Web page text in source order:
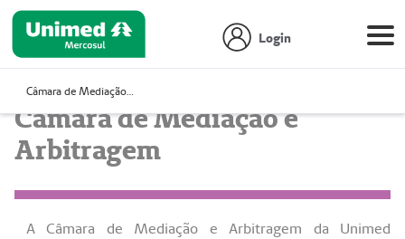
Login
Câmara de Mediação e Arbitragem
Câmara de Mediação e
Arbitragem
A Câmara de Mediação e Arbitragem da Unimed